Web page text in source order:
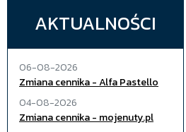
AKTUALNOŚCI
06-08-2026
Zmiana cennika - Alfa Pastello
04-08-2026
Zmiana cennika - mojenuty.pl